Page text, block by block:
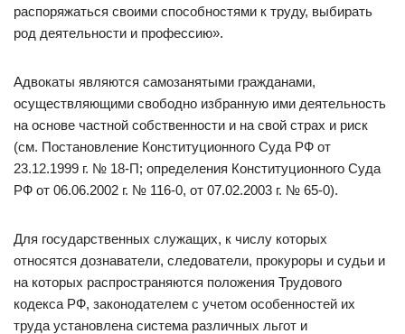
распоряжаться своими способностями к труду, выбирать
род деятельности и профессию».
Адвокаты являются самозанятыми гражданами,
осуществляющими свободно избранную ими деятельность
на основе частной собственности и на свой страх и риск
(см. Постановление Конституционного Суда РФ от
23.12.1999 г. № 18-П; определения Конституционного Суда
РФ от 06.06.2002 г. № 116-0, от 07.02.2003 г. № 65-0).
Для государственных служащих, к числу которых
относятся дознаватели, следователи, прокуроры и судьи и
на которых распространяются положения Трудового
кодекса РФ, законодателем с учетом особенностей их
труда установлена система различных льгот и